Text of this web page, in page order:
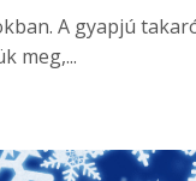
A gyapjú
meg,...